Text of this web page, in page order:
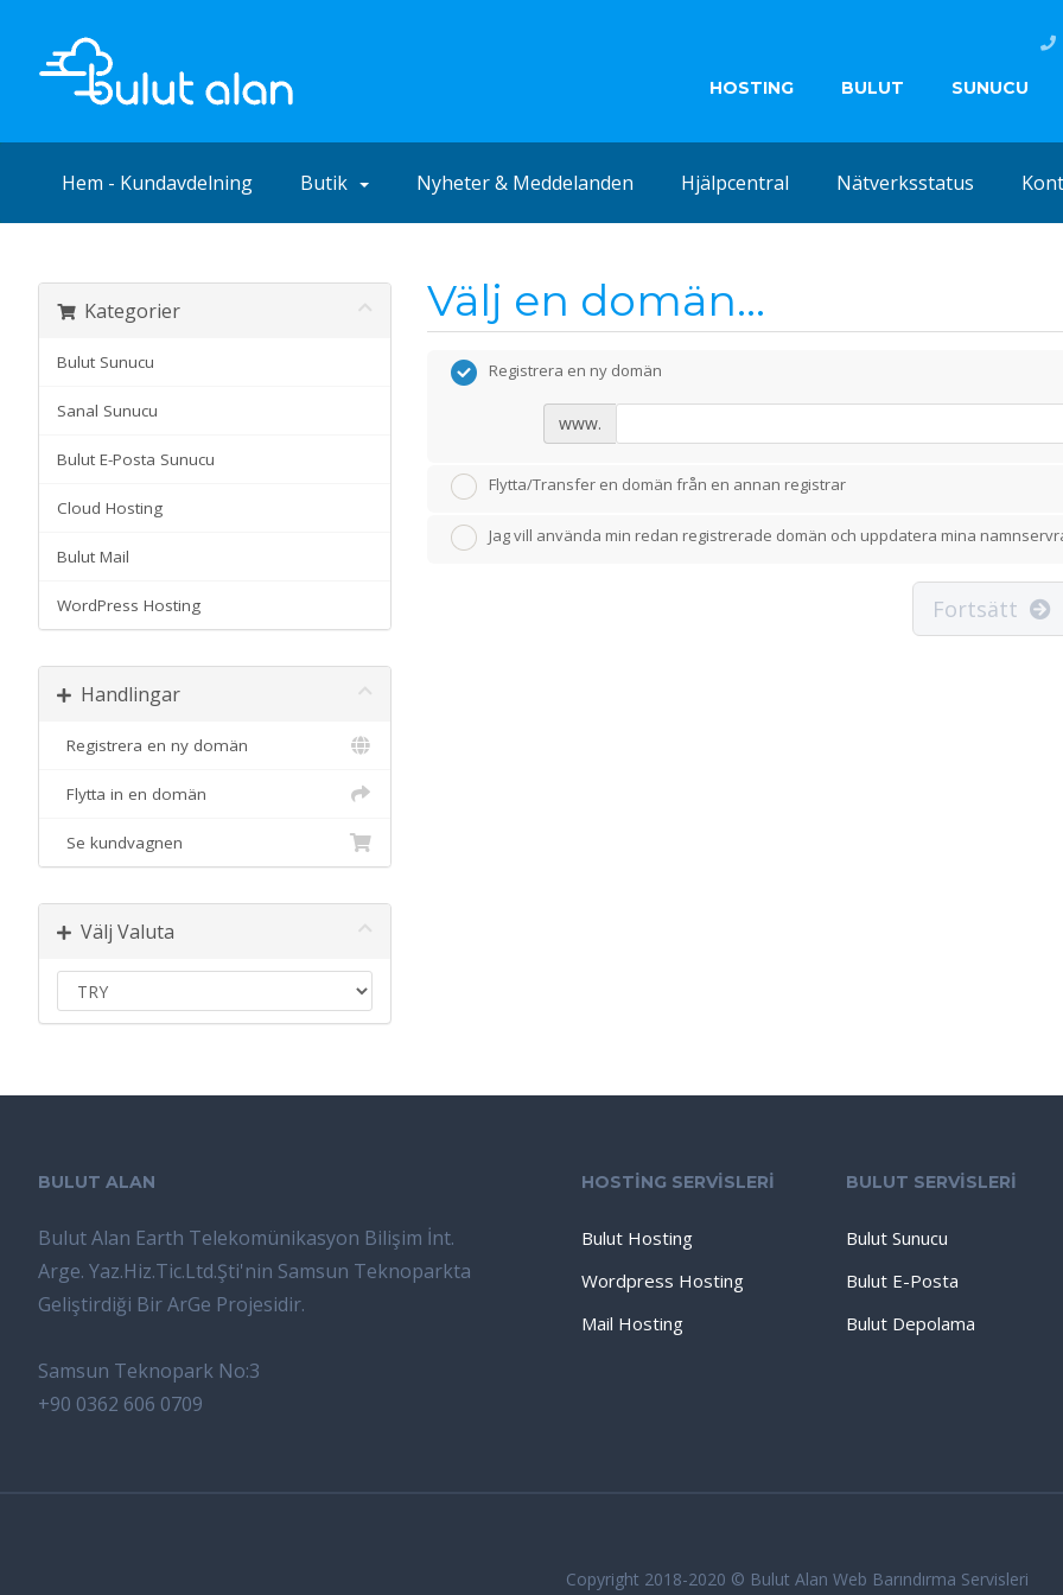
HOSTING BULUT SUNUCU
Hem - Kundavdelning Butik Nyheter & Meddelanden Hjälpcentral Nätverksstatus
Kategorier
Bulut Sunucu
Sanal Sunucu
Bulut E-Posta Sunucu
Cloud Hosting
Bulut Mail
WordPress Hosting
Handlingar
Registrera en ny domän
Flytta in en domän
Se kundvagnen
Välj Valuta
Välj en domän...
Registrera en ny domän
www.
Flytta/Transfer en domän från en annan registrar
Jag vill använda min redan registrerade domän och uppdatera mina
BULUT ALAN
Bulut Alan Earth Telekomünikasyon Bilişim İnt.
Arge. Yaz.Hiz.Tic.Ltd.Şti'nin Samsun Teknoparkta
Geliştirdiği Bir ArGe Projesidir.
Samsun Teknopark No:3
+90 0362 606 0709
HOSTİNG SERVİSLERİ
Bulut Hosting
Wordpress Hosting
Mail Hosting
BULUT SERVİSLERİ
Bulut Sunucu
Bulut E-Posta
Bulut Depolama
Copyright 2018-2020 © Bulut Alan Web Barındırma Servisleri